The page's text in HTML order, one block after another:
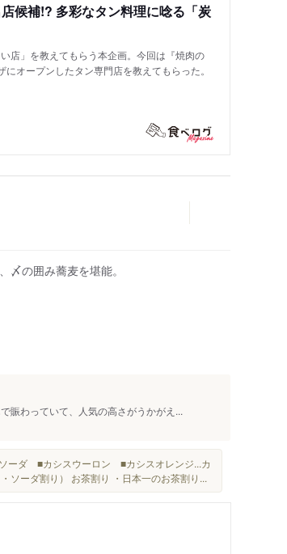
候補!? 多彩なタン料理に唸る「炭
店」を教えてもらう本企画。今回は『焼肉の
オープンしたタン専門店を教えてもらった。
〆の囲み蕎麦を堪能。
賑わっていて、人気の高さがうかがえ...
ーダ ■カシスウーロン ■カシスオレンジ...カ
ソーダ割り） お茶割り ・日本一のお茶割り...